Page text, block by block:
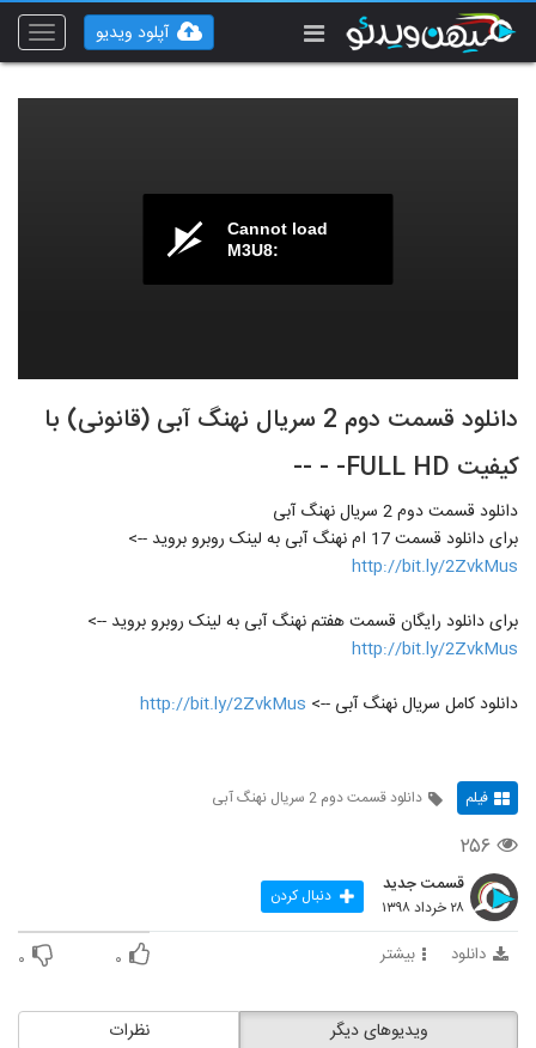
Toggle
آپلود ویدیو
Cannot load
M3U8:
دانلود قسمت دوم 2 سریال نهنگ آبی (قانونی) با
کیفیت FULL HD- - --
دانلود قسمت دوم 2 سریال نهنگ آبی
برای دانلود قسمت 17 ام نهنگ آبی به لینک روبرو بروید -->
http://bit.ly/2ZvkMus
برای دانلود رایگان قسمت هفتم نهنگ آبی به لینک روبرو بروید -->
http://bit.ly/2ZvkMus
دانلود کامل سریال نهنگ آبی --> http://bit.ly/2ZvkMus
فیلم دانلود قسمت دوم 2 سریال نهنگ آبی
۲۵۶
قسمت جدید
۲۸ خرداد ۱۳۹۸ دنبال کردن
دانلود بیشتر ۰ ۰
نظرات ویدیوهای دیگر